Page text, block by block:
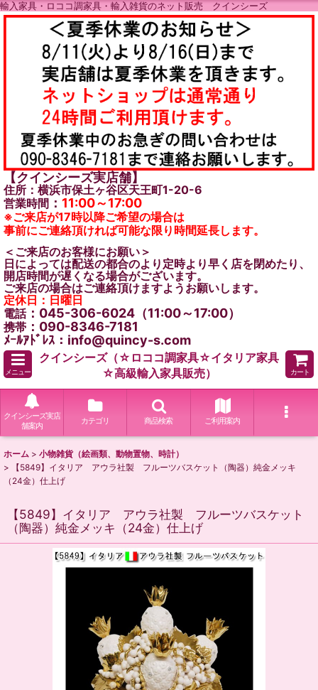
輸入家具・ロココ調家具・輸入雑貨のネット販売 クインシーズ
【クインシーズ実店舗】
住所：横浜市保土ヶ谷区天王町1-20-6
営業時間 ： 11:00～17:00
※ご来店が17時以降ご希望の場合は
事前にご連絡頂ければ可能な限り時間延長します。
＜ご来店のお客様にお願い＞
日によっては配送の都合のより定時より早く店を閉めたり、
開店時間が遅くなる場合がございます。
ご来店の場合はご連絡頂けますようお願いします。
定休日：日曜日
電話：045-306-6024（11:00～17:00）
携帯 ：090-8346-7181
ﾒｰﾙｱﾄﾞﾚｽ：info@quincy-s.com
メニュー
クインシーズ（☆ロココ調家具☆イタリア家具
☆高級輸入家具販売）
カート
クインシーズ実店
舗案内
カテゴリ 商品検索 ご利用案内
ホーム > 小物雑貨（絵画類、動物置物、時計）
>
【5849】イタリア アウラ社製 フルーツバスケット（陶器）純金メッキ
（24金）仕上げ
【5849】イタリア アウラ社製 フルーツバスケット
（陶器）純金メッキ（24金）仕上げ